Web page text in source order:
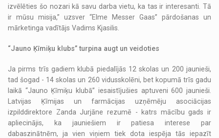
izvēlēties šo nozari kā savu darba vietu, ka tas ir interesanti. Tā
ir mūsu misija,” uzsver “Elme Messer Gaas” pārdošanas un
mārketinga vadītājs Vadims Kjasilis.
“Jauno Ķīmiķu klubs” turpina augt un veidoties
Ja pirms trīs gadiem klubā piedalījās 12 skolas un 200 jaunieši,
tad šogad - 14 skolas un 260 vidusskolēni, bet kopumā trīs gadu
laikā “Jauno Ķīmiķu klubā” iesaistījušies aptuveni 600 jaunieši.
Latvijas Ķīmijas un farmācijas uzņēmēju asociācijas
izpilddirektore Zanda Jurjāne rezumē - katrs mācību gads ir
apliecinājis, ka jauniešiem ir patiesa interese par
dabaszinātnēm, ja vien viņiem tiek dota iespēja tās iepazīt